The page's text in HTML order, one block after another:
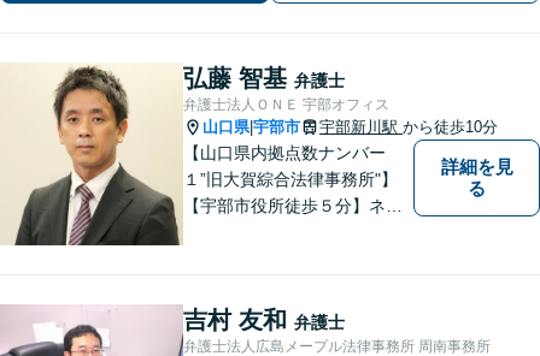
分】
弘藤 智基 弁護士
弁護士法人ＯＮＥ 宇部オフィス
山口県|宇部市 宇部新川駅 から徒歩10分
【山口県内拠点数ナンバー
１”旧大賀綜合法律事務所"】
【宇部市役所徒歩５分】ネッ
相談ください。
詳細を見
る
吉村 友和 弁護士
弁護士法人広島メープル法律事務所 周南事務所